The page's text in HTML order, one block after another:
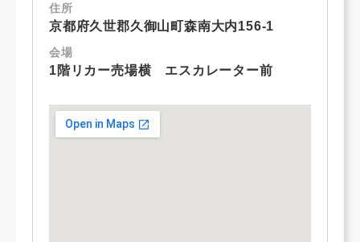
住所
京都府久世郡久御山町森南大内156-1
会場
1階リカー売場横 エスカレーター前